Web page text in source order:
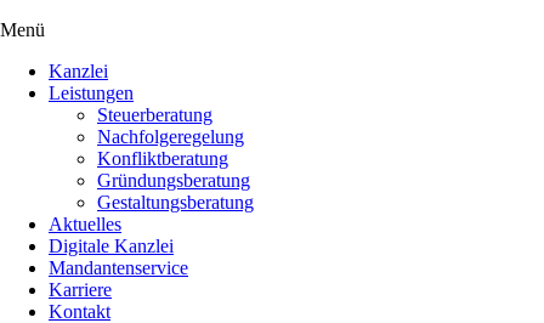
Menü
Kanzlei
Leistungen
Steuerberatung
Nachfolgeregelung
Konfliktberatung
Gründungsberatung
Gestaltungsberatung
Aktuelles
Digitale Kanzlei
Mandantenservice
Karriere
Kontakt